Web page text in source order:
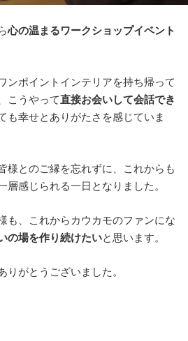
心の温まるワークショップイベント
ンポイントインテリアを持ち帰って
こうやって直接お会いして会話でき
も幸せとありがたさを感じていま
様とのご縁を忘れずに、これからも
層感じられる一日となりました。
も、これからカウカモのファンにな
の場を作り続けたいと思います。
りがとうございました。